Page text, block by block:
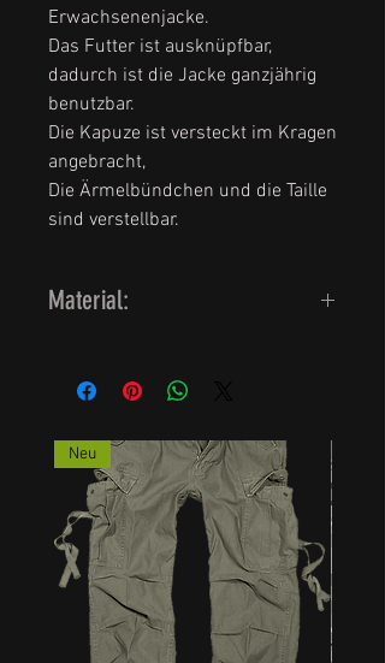
Erwachsenenjacke.
Das Futter ist ausknüpfbar,
dadurch ist die Jacke ganzjährig
benutzbar.
Die Kapuze ist versteckt im Kragen
angebracht,
Die Ärmelbündchen und die Taille
sind verstellbar.
Material:
100 % Baumwolle
Fütterung: 100 % Polyamid
Neu